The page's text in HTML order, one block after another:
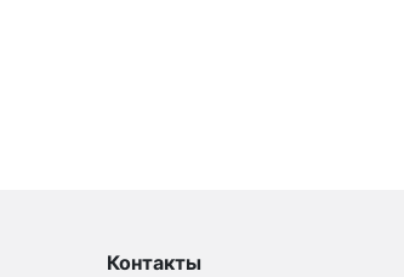
Контакты